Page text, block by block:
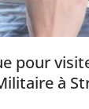
pour
à